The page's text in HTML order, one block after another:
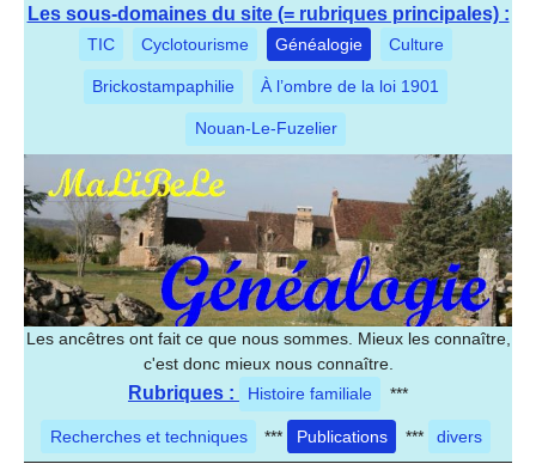
Les sous-domaines du site (= rubriques principales) :
TIC Cyclotourisme Généalogie Culture
Brickostampaphilie À l’ombre de la loi 1901
Nouan-Le-Fuzelier
Les ancêtres ont fait ce que nous sommes. Mieux les connaître,
c'est donc mieux nous connaître.
Rubriques : Histoire familiale ***
Recherches et techniques *** Publications *** divers